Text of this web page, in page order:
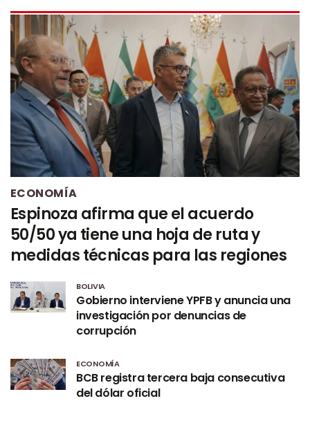
ECONOMÍA
Espinoza afirma que el acuerdo
50/50 ya tiene una hoja de ruta y
medidas técnicas para las regiones
BOLIVIA
Gobierno interviene YPFB y anuncia una
investigación por denuncias de
corrupción
ECONOMÍA
BCB registra tercera baja consecutiva
del dólar oficial